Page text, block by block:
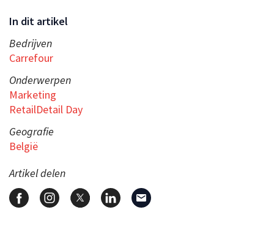
In dit artikel
Bedrijven
Carrefour
Onderwerpen
Marketing
RetailDetail Day
Geografie
België
Artikel delen